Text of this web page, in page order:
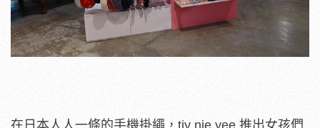
在日本人人一條的手機掛繩，tiy nie yee 推出女孩們